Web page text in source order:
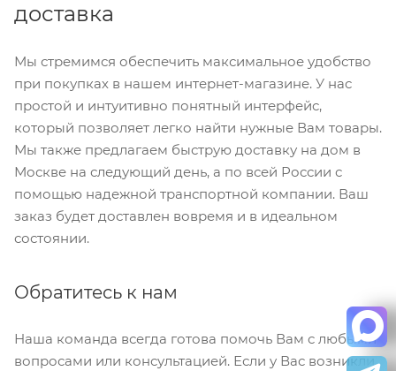
доставка
Мы стремимся обеспечить максимальное удобство
при покупках в нашем интернет-магазине. У нас
простой и интуитивно понятный интерфейс,
который позволяет легко найти нужные Вам товары.
Мы также предлагаем быструю доставку на дом в
Москве на следующий день, а по всей России с
помощью надежной транспортной компании. Ваш
заказ будет доставлен вовремя и в идеальном
состоянии.
Обратитесь к нам
Наша команда всегда готова помочь Вам с любыми
вопросами или консультацией. Если у Вас возникли